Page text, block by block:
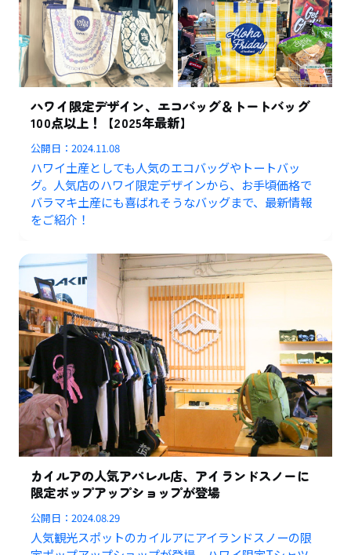
ハワイ限定デザイン、エコバッグ＆トートバッグ
100点以上！【2025年最新】
公開日：2024.11.08
ハワイ土産としても人気のエコバッグやトートバッ
グ。人気店のハワイ限定デザインから、お手頃価格で
バラマキ土産にも喜ばれそうなバッグまで、最新情報
をご紹介！
カイルアの人気アパレル店、アイランドスノーに
限定ポップアップショップが登場
公開日：2024.08.29
人気観光スポットのカイルアにアイランドスノーの限